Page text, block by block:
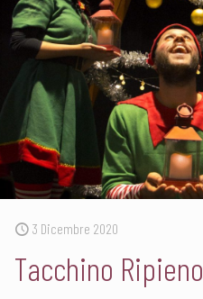
3 Dicembre 2020
Tacchino Ripieno